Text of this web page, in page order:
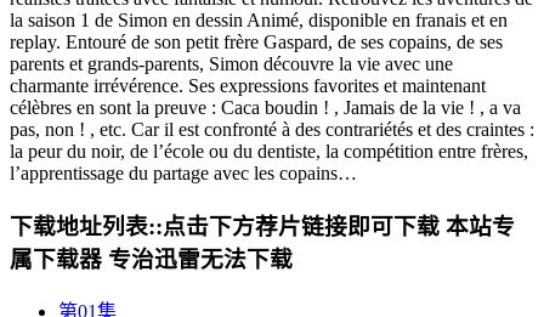
la saison 1 de Simon en dessin Animé, disponible en franais et en
replay. Entouré de son petit frère Gaspard, de ses copains, de ses
parents et grands-parents, Simon découvre la vie avec une
charmante irrévérence. Ses expressions favorites et maintenant
célèbres en sont la preuve : Caca boudin ! , Jamais de la vie ! , a va
pas, non ! , etc. Car il est confronté à des contrariétés et des craintes :
la peur du noir, de l’école ou du dentiste, la compétition entre frères,
l’apprentissage du partage avec les copains…
下载地址列表::点击下方荐片链接即可下载 本站专
属下载器 专治迅雷无法下载
第01集